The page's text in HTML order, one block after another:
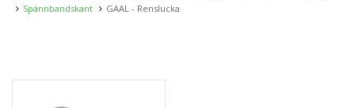
Spännbandskant
GAAL - Renslucka